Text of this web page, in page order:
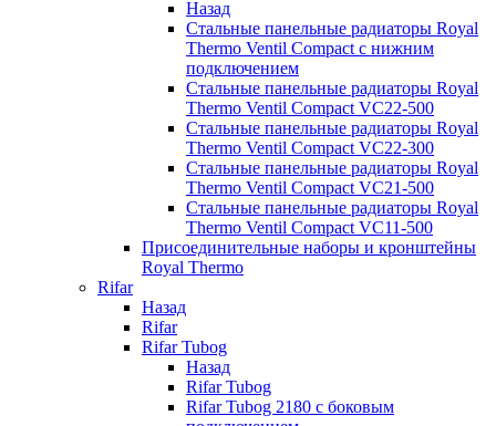
Назад
Стальные панельные радиаторы Royal
Thermo Ventil Compact с нижним
подключением
Стальные панельные радиаторы Royal
Thermo Ventil Compact VC22-500
Стальные панельные радиаторы Royal
Thermo Ventil Compact VC22-300
Стальные панельные радиаторы Royal
Thermo Ventil Compact VC21-500
Стальные панельные радиаторы Royal
Thermo Ventil Compact VC11-500
Присоединительные наборы и кронштейны
Royal Thermo
Rifar
Назад
Rifar
Rifar Tubog
Назад
Rifar Tubog
Rifar Tubog 2180 с боковым